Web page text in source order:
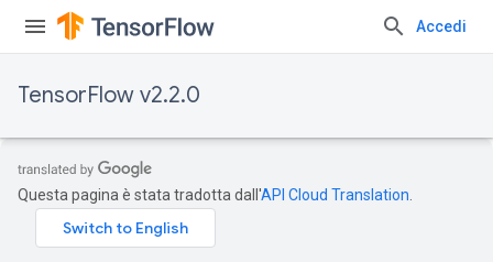
Accedi
TensorFlow v2.2.0
Questa pagina è stata tradotta dall'API Cloud Translation